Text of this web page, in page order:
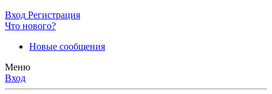
Вход Регистрация
Что нового?
Новые сообщения
Меню
Вход